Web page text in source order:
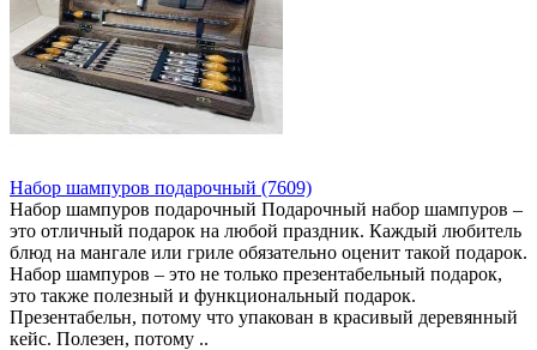
Набор шампуров подарочный (7609)
Набор шампуров подарочный Подарочный набор шампуров –
это отличный подарок на любой праздник. Каждый любитель
блюд на мангале или гриле обязательно оценит такой подарок.
Набор шампуров – это не только презентабельный подарок,
это также полезный и функциональный подарок.
Презентабельн, потому что упакован в красивый деревянный
кейс. Полезен, потому ..